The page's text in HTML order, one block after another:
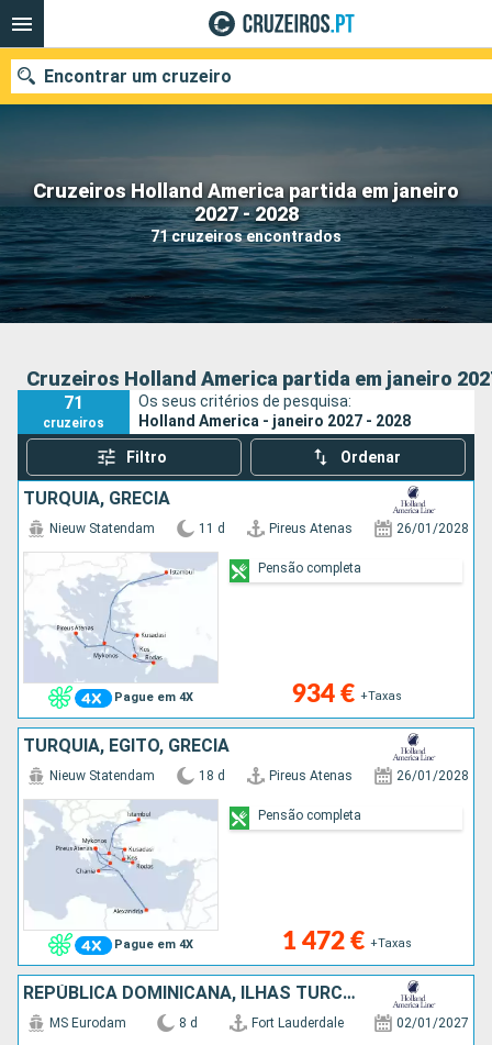
Cruzeiros Holland America partida em janeiro
2027 - 2028
71 cruzeiros encontrados
Encontrar um cruzeiro
Quando ir?
Data de partida
Portos Companhias
Cruzeiros Holland America partida em janeiro
71
cruzeiros
Os seus critérios de pesquisa:
Holland America - janeiro 2027 - 2028
Filtro Ordenar
TURQUIA, GRÉCIA
Pague em 4X
Nieuw Statendam 11 d Pireus Atenas 26/01/2028
934 € +Taxas
Pensão completa
TURQUIA, EGITO, GRÉCIA
Pague em 4X
Nieuw Statendam 18 d Pireus Atenas 26/01/2028
1 472 € +Taxas
Pensão completa
REPÚBLICA DOMINICANA, ILHAS TURCAS E CAICOS, BAHAMAS, ESTADOS UNIDOS
MS Eurodam 8 d Fort Lauderdale 02/01/2027